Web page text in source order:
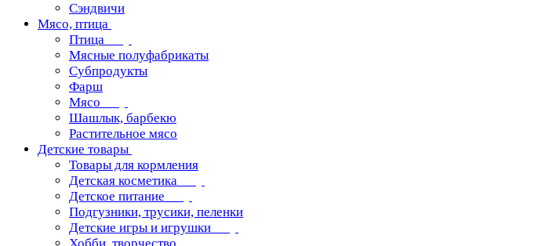
Сэндвичи
Мясо, птица
Птица
Мясные полуфабрикаты
Субпродукты
Фарш
Мясо
Шашлык, барбекю
Растительное мясо
Детские товары
Товары для кормления
Детская косметика
Детское питание
Подгузники, трусики, пеленки
Детские игры и игрушки